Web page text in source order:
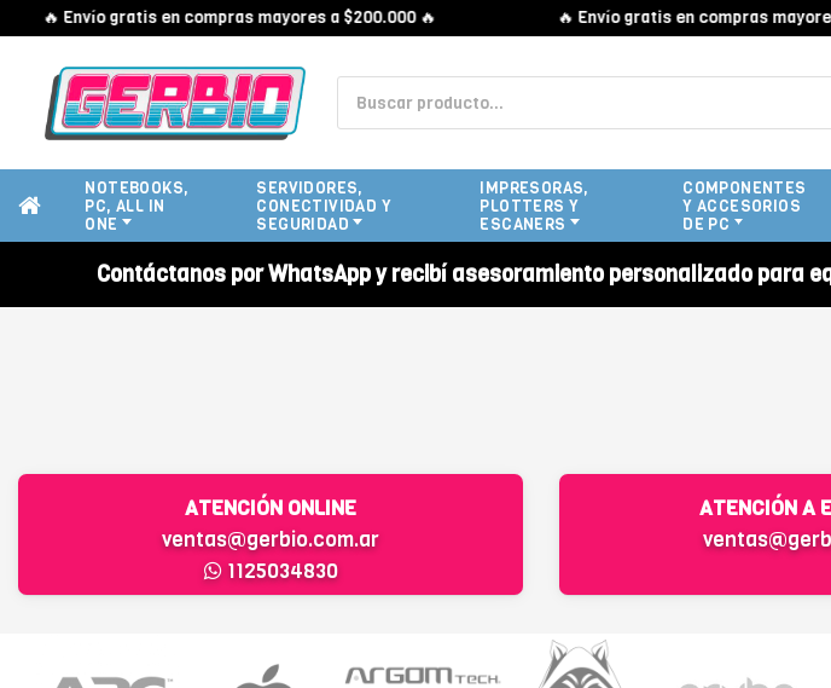
🔥 Envío gratis en compras mayores a $200.000 🔥 🔥 Envío gratis en compras mayores
NOTEBOOKS,
PC, ALL IN
ONE
SERVIDORES,
CONECTIVIDAD Y
SEGURIDAD
IMPRESORAS,
PLOTTERS Y
ESCANERS
COMPONENTES
Y ACCESORIOS
DE PC
Contáctanos por WhatsApp y recibí asesoramiento personalizado para
ATENCIÓN ONLINE
ventas@gerbio.com.ar
1125034830
ATENCIÓN A